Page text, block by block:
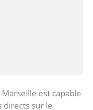
est capable
directs sur le